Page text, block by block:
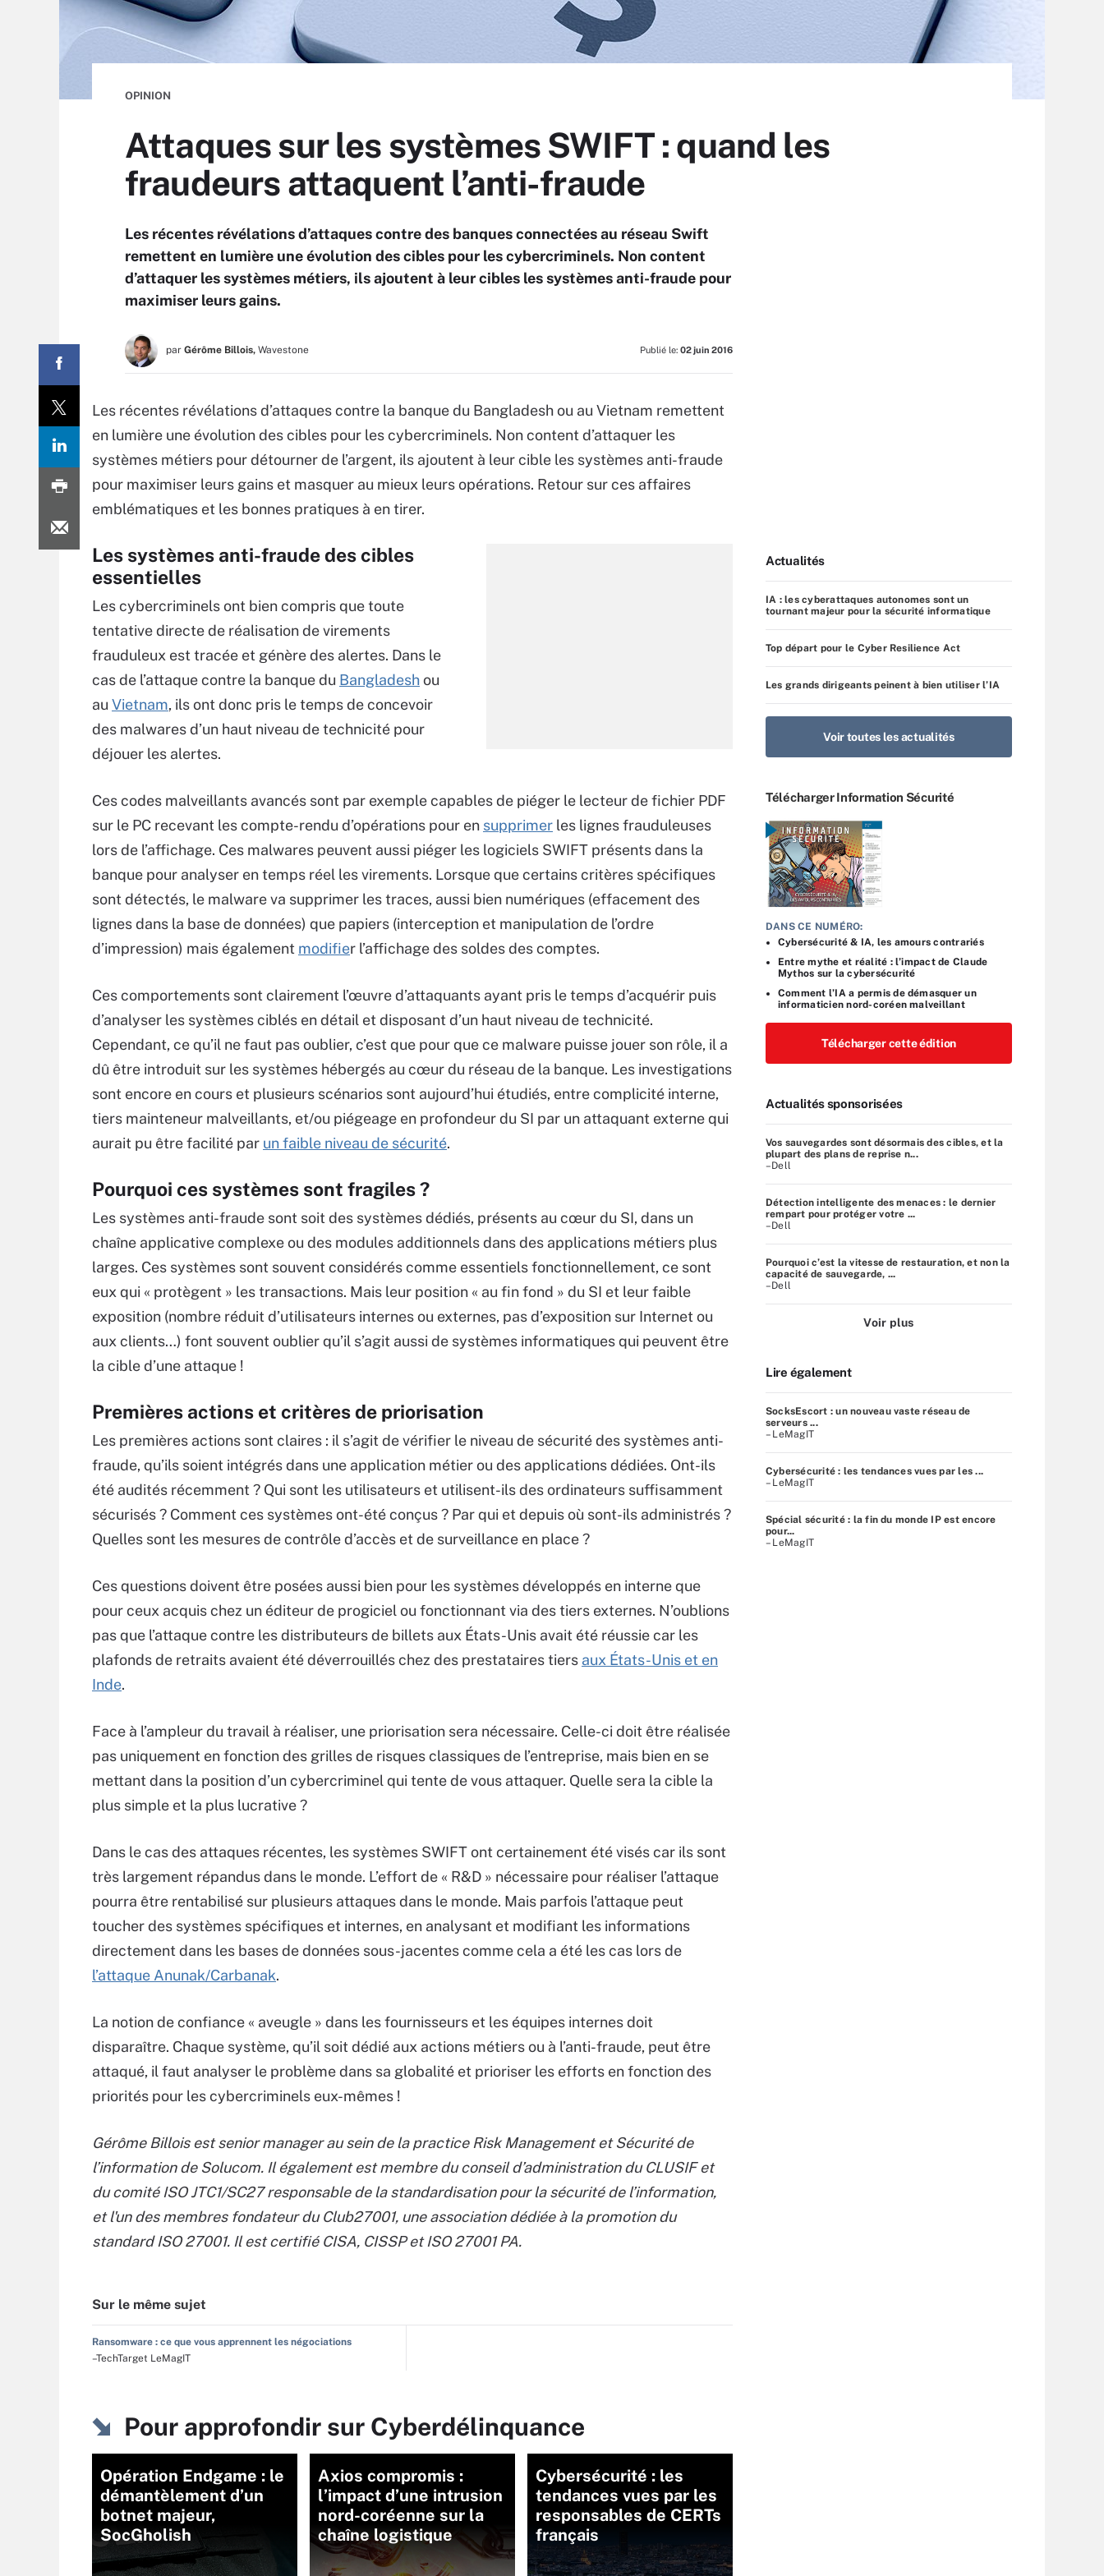
OPINION
Attaques sur les systèmes SWIFT : quand les
fraudeurs attaquent l’anti-fraude
Les récentes révélations d’attaques contre des banques connectées au réseau Swift
remettent en lumière une évolution des cibles pour les cybercriminels. Non content
d’attaquer les systèmes métiers, ils ajoutent à leur cibles les systèmes anti-fraude pour
maximiser leurs gains.
par Gérôme Billois, Wavestone Publié le: 02 juin 2016
Les récentes révélations d’attaques contre la banque du Bangladesh ou au Vietnam remettent
en lumière une évolution des cibles pour les cybercriminels. Non content d’attaquer les
systèmes métiers pour détourner de l’argent, ils ajoutent à leur cible les systèmes anti-fraude
pour maximiser leurs gains et masquer au mieux leurs opérations. Retour sur ces affaires
emblématiques et les bonnes pratiques à en tirer.
Les systèmes anti-fraude des cibles
essentielles
Les cybercriminels ont bien compris que toute
tentative directe de réalisation de virements
frauduleux est tracée et génère des alertes. Dans le
cas de l’attaque contre la banque du Bangladeshou
au Vietnam, ils ont donc pris le temps de concevoir
des malwares d’un haut niveau de technicité pour
déjouer les alertes.
Ces codes malveillants avancés sont par exemple capables de piéger le lecteur de fichier PDF
sur le PC recevant les compte-rendu d’opérations pour en supprimer les lignes frauduleuses
lors de l’affichage. Ces malwares peuvent aussi piéger les logiciels SWIFT présents dans la
banque pour analyser en temps réel les virements. Lorsque que certains critères spécifiques
sont détectés, le malware va supprimer les traces, aussi bien numériques (effacement des
lignes dans la base de données) que papiers (interception et manipulation de l’ordre
d’impression) mais également modifier l’affichage des soldes des comptes.
Ces comportements sont clairement l’œuvre d’attaquants ayant pris le temps d’acquérir puis
d’analyser les systèmes ciblés en détail et disposant d’un haut niveau de technicité.
Cependant, ce qu’il ne faut pas oublier, c’est que pour que ce malware puisse jouer son rôle, il a
dû être introduit sur les systèmes hébergés au cœur du réseau de la banque. Les investigations
sont encore en cours et plusieurs scénarios sont aujourd’hui étudiés, entre complicité interne,
tiers mainteneur malveillants, et/ou piégeage en profondeur du SI par un attaquant externe qui
aurait pu être facilité par un faible niveau de sécurité.
Pourquoi ces systèmes sont fragiles ?
Les systèmes anti-fraude sont soit des systèmes dédiés, présents au cœur du SI, dans un
chaîne applicative complexe ou des modules additionnels dans des applications métiers plus
larges. Ces systèmes sont souvent considérés comme essentiels fonctionnellement, ce sont
eux qui « protègent » les transactions. Mais leur position « au fin fond » du SI et leur faible
exposition (nombre réduit d’utilisateurs internes ou externes, pas d’exposition sur Internet ou
aux clients…) font souvent oublier qu’il s’agit aussi de systèmes informatiques qui peuvent être
la cible d’une attaque !
Premières actions et critères de priorisation
Les premières actions sont claires : il s’agit de vérifier le niveau de sécurité des systèmes anti-
fraude, qu’ils soient intégrés dans une application métier ou des applications dédiées. Ont-ils
été audités récemment ? Qui sont les utilisateurs et utilisent-ils des ordinateurs suffisamment
sécurisés ? Comment ces systèmes ont-été conçus ? Par qui et depuis où sont-ils administrés ?
Quelles sont les mesures de contrôle d’accès et de surveillance en place ?
Ces questions doivent être posées aussi bien pour les systèmes développés en interne que
pour ceux acquis chez un éditeur de progiciel ou fonctionnant via des tiers externes. N’oublions
pas que l’attaque contre les distributeurs de billets aux États-Unis avait été réussie car les
plafonds de retraits avaient été déverrouillés chez des prestataires tiers aux États-Unis et en
Inde.
Face à l’ampleur du travail à réaliser, une priorisation sera nécessaire. Celle-ci doit être réalisée
pas uniquement en fonction des grilles de risques classiques de l’entreprise, mais bien en se
mettant dans la position d’un cybercriminel qui tente de vous attaquer. Quelle sera la cible la
plus simple et la plus lucrative ?
Dans le cas des attaques récentes, les systèmes SWIFT ont certainement été visés car ils sont
très largement répandus dans le monde. L’effort de « R&D » nécessaire pour réaliser l’attaque
pourra être rentabilisé sur plusieurs attaques dans le monde. Mais parfois l’attaque peut
toucher des systèmes spécifiques et internes, en analysant et modifiant les informations
directement dans les bases de données sous-jacentes comme cela a été les cas lors de
l’attaque Anunak/Carbanak.
La notion de confiance « aveugle » dans les fournisseurs et les équipes internes doit
disparaître. Chaque système, qu’il soit dédié aux actions métiers ou à l’anti-fraude, peut être
attaqué, il faut analyser le problème dans sa globalité et prioriser les efforts en fonction des
priorités pour les cybercriminels eux-mêmes !
Gérôme Billois est senior manager au sein de la practice Risk Management et Sécurité de
l’information de Solucom. Il également est membre du conseil d’administration du CLUSIF et
du comité ISO JTC1/SC27 responsable de la standardisation pour la sécurité de l’information,
et l'un des membres fondateur du Club27001, une association dédiée à la promotion du
standard ISO 27001. Il est certifié CISA, CISSP et ISO 27001 PA.
Sur le même sujet
Ransomware : ce que vous apprennent les négociations
–TechTarget LeMagIT
Pour approfondir sur Cyberdélinquance
Opération Endgame : le
démantèlement d’un
botnet majeur,
SocGholish
Axios compromis :
l’impact d’une intrusion
nord-coréenne sur la
chaîne logistique
Cybersécurité : les
tendances vues par les
responsables de CERTs
français
Actualités
IA : les cyberattaques autonomes sont un
tournant majeur pour la sécurité informatique
Top départ pour le Cyber Resilience Act
Les grands dirigeants peinent à bien utiliser l’IA
Voir toutes les actualités
Télécharger Information Sécurité
DANS CE NUMÉRO:
Cybersécurité & IA, les amours contrariés
Entre mythe et réalité : l’impact de Claude
Mythos sur la cybersécurité
Comment l’IA a permis de démasquer un
informaticien nord-coréen malveillant
Télécharger cette édition
Actualités sponsorisées
Vos sauvegardes sont désormais des cibles, et la
plupart des plans de reprise n...
–Dell
Détection intelligente des menaces : le dernier
rempart pour protéger votre ...
–Dell
Pourquoi c’est la vitesse de restauration, et non la
capacité de sauvegarde, ...
–Dell
Voir plus
Lire également
SocksEscort : un nouveau vaste réseau de
serveurs ...
– LeMagIT
Cybersécurité : les tendances vues par les ...
– LeMagIT
Spécial sécurité : la fin du monde IP est encore
pour...
– LeMagIT